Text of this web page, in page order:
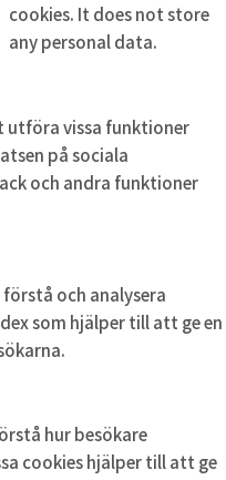
cookies. It does not store
any personal data.
utföra vissa funktioner
på sociala
och andra funktioner
och analysera
som hjälper till att ge en
hur besökare
cookies hjälper till att ge